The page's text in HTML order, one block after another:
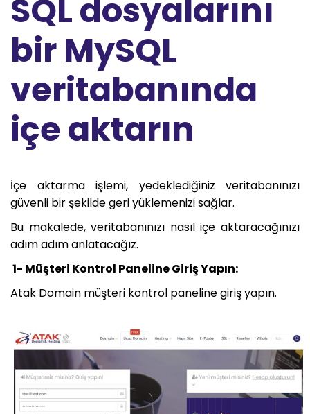
SQL dosyalarını
bir MySQL
veritabanında
içe aktarın
İçe aktarma işlemi, yedeklediğiniz veritabanınızı
güvenli bir şekilde geri yüklemenizi sağlar.
Bu makalede, veritabanınızı nasıl içe aktaracağınızı
adım adım anlatacağız.
1- Müşteri Kontrol Paneline Giriş Yapın:
Atak Domain müşteri kontrol paneline giriş yapın.